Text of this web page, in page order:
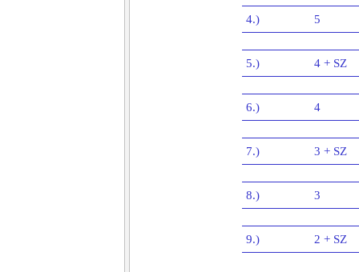
4.) 5
5.) 4 + SZ
6.) 4
7.) 3 + SZ
8.) 3
9.) 2 + SZ